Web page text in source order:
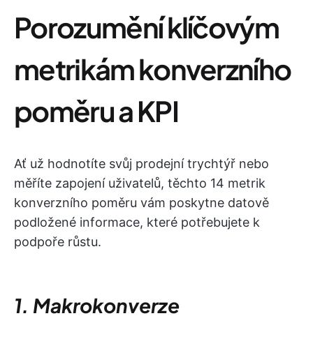
Porozumění klíčovým
metrikám konverzního
poměru a KPI
Ať už hodnotíte svůj prodejní trychtýř nebo
měříte zapojení uživatelů, těchto 14 metrik
konverzního poměru vám poskytne datově
podložené informace, které potřebujete k
podpoře růstu.
1. Makrokonverze